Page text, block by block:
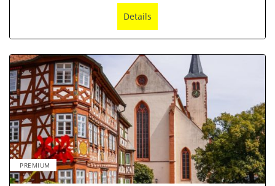
Details
PREMIUM